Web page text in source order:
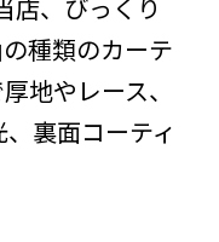
店、びっくり
種類のカーテ
地やレース、
裏面コーティ